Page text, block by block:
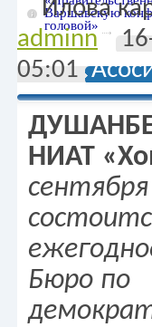
Варшавскую
головой»
Илова
adminn
05:01
НИАТ
Бюро по